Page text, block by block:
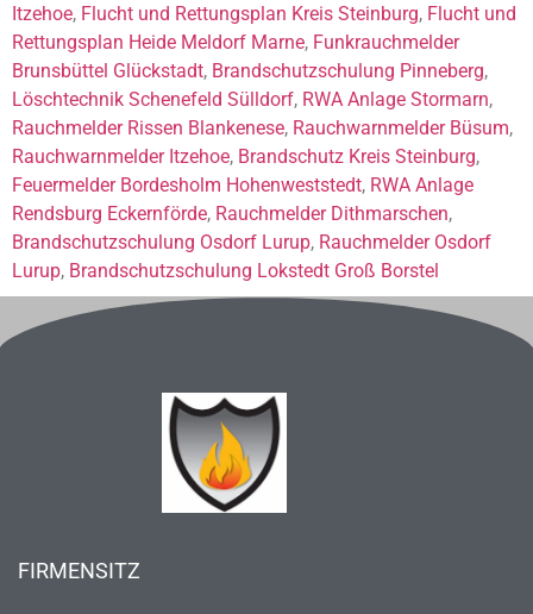
Itzehoe, Flucht und Rettungsplan Kreis Steinburg, Flucht und
Rettungsplan Heide Meldorf Marne, Funkrauchmelder
Brunsbüttel Glückstadt, Brandschutzschulung Pinneberg,
Löschtechnik Schenefeld Sülldorf, RWA Anlage Stormarn,
Rauchmelder Rissen Blankenese, Rauchwarnmelder Büsum,
Rauchwarnmelder Itzehoe, Brandschutz Kreis Steinburg,
Feuermelder Bordesholm Hohenweststedt, RWA Anlage
Rendsburg Eckernförde, Rauchmelder Dithmarschen,
Brandschutzschulung Osdorf Lurup, Rauchmelder Osdorf
Lurup, Brandschutzschulung Lokstedt Groß Borstel
FIRMENSITZ